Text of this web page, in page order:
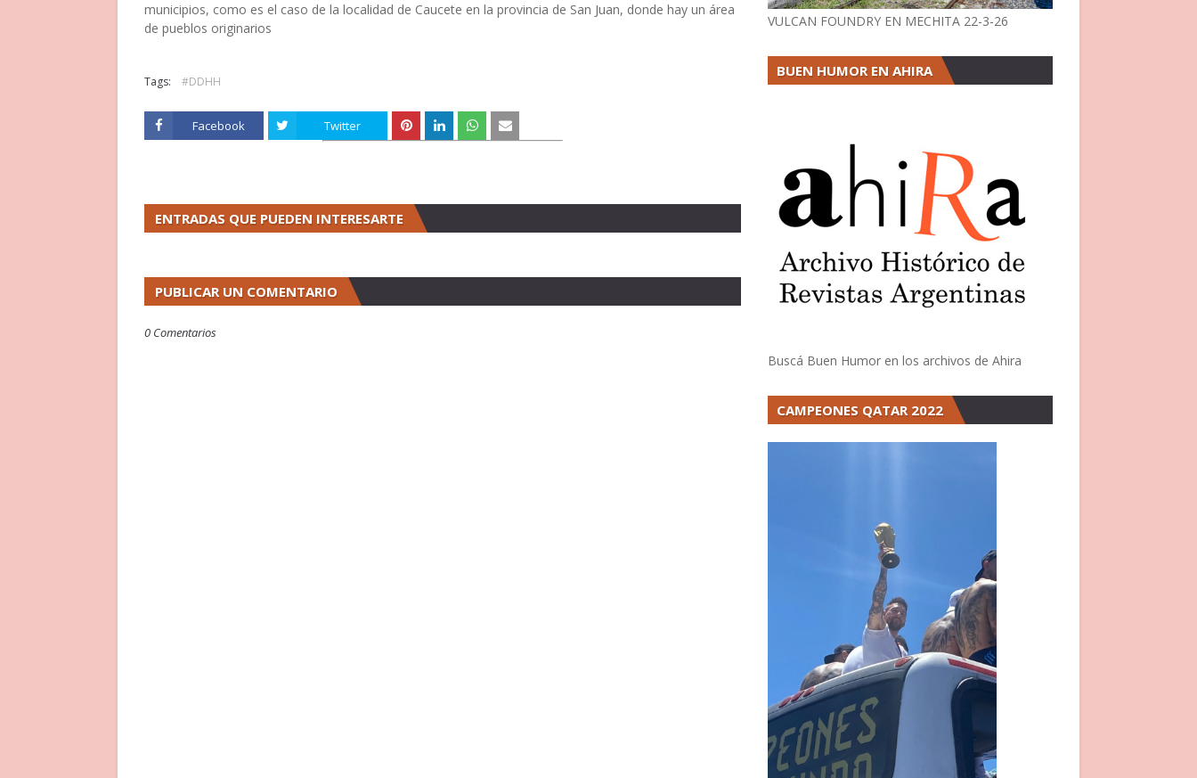
municipios, como es el caso de la localidad de Caucete en la provincia de San Juan, donde hay un área
de pueblos originarios
Tags: #DDHH
Facebook Twitter
ENTRADAS QUE PUEDEN INTERESARTE
PUBLICAR UN COMENTARIO
0 Comentarios
VULCAN FOUNDRY EN MECHITA 22-3-26
BUEN HUMOR EN AHIRA
Buscá Buen Humor en los archivos de Ahira
CAMPEONES QATAR 2022